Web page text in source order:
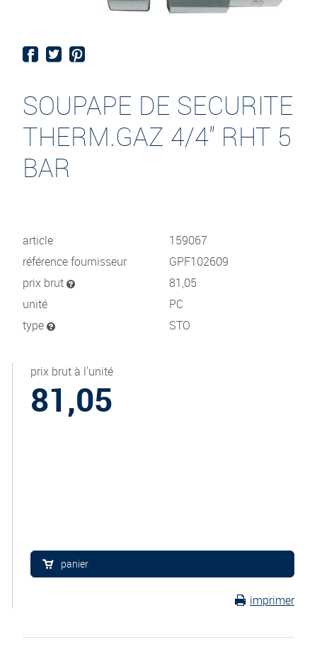
SOUPAPE DE SECURITE
THERM.GAZ 4/4" RHT 5
BAR
article
159067
référence fournisseur
GPF102609
prix brut
81,05
unité
PC
type
STO
prix brut à l'unité
81,05
panier
imprimer